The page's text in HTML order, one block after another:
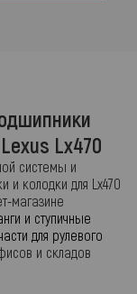
Lx470
системы и
и колодки для Lx470
магазине
и ступичные
для рулевого
и складов